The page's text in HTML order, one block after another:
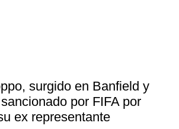
surgido en Banfield y
por FIFA por
ex representante